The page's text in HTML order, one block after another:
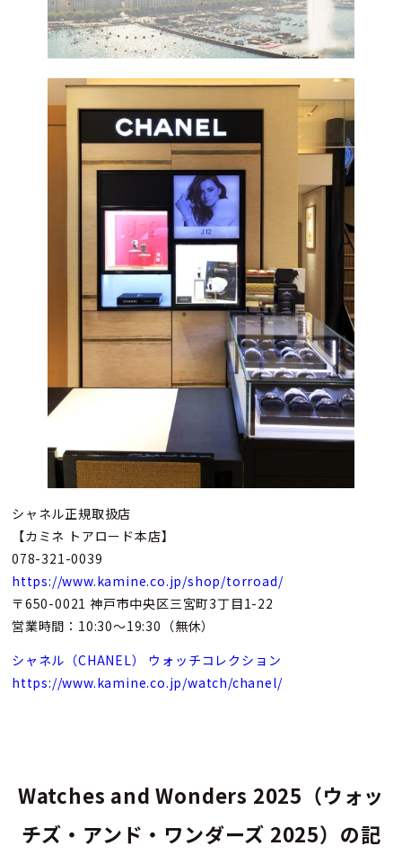
シャネル正規取扱店
【カミネ トアロード本店】
078-321-0039
https://www.kamine.co.jp/shop/torroad/
〒650-0021 神戸市中央区三宮町3丁目1-22
営業時間：10:30～19:30（無休）
シャネル（CHANEL） ウォッチコレクション
https://www.kamine.co.jp/watch/chanel/
Watches and Wonders 2025（ウォッ
チズ・アンド・ワンダーズ 2025）の記